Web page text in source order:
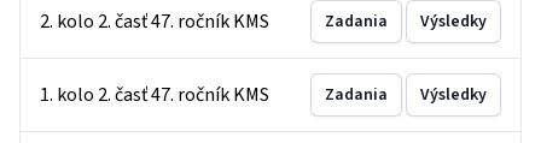
2. kolo 2. časť 47. ročník KMS Zadania Výsledky
1. kolo 2. časť 47. ročník KMS Zadania Výsledky